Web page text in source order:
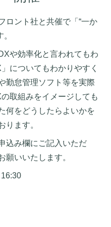
ロント社と共催で「“一か
や効率化と言われてもわ
」についてもわかりやすく
勤怠管理ソフト等を実際
の取組みをイメージしても
何をどうしたらよいかを
ります。
込み欄にご記入いただ
願いいたします。